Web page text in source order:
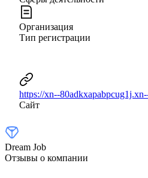
Организация
Тип регистрации
https://xn--
Сайт
Dream Job
Отзывы о компании